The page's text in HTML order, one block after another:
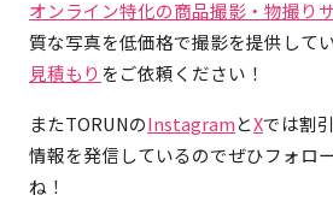
オンライン特化の商品撮影・物撮り
質な写真を低価格で撮影を提供して
見積もり をご依頼ください！
またTORUNのInstagramとXでは割
情報を発信しているのでぜひフォロ
ね！